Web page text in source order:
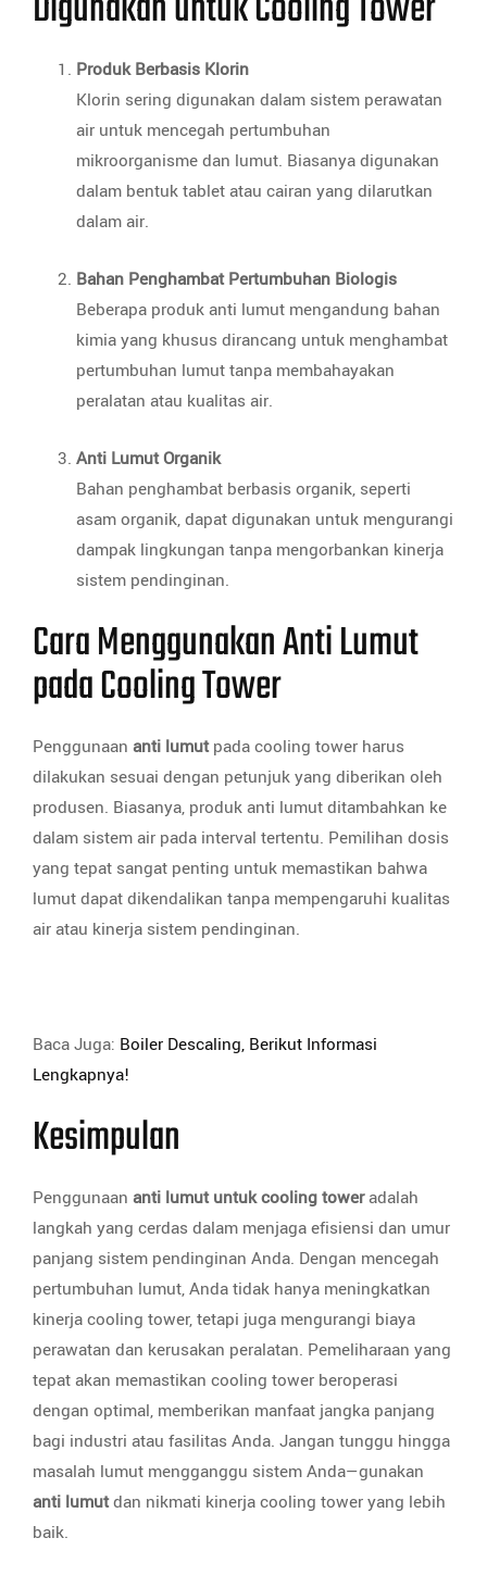
Produk Berbasis Klorin
Klorin sering digunakan dalam sistem perawatan
air untuk mencegah pertumbuhan
mikroorganisme dan lumut. Biasanya digunakan
dalam bentuk tablet atau cairan yang dilarutkan
dalam air.
Bahan Penghambat Pertumbuhan Biologis
Beberapa produk anti lumut mengandung bahan
kimia yang khusus dirancang untuk menghambat
pertumbuhan lumut tanpa membahayakan
peralatan atau kualitas air.
Anti Lumut Organik
Bahan penghambat berbasis organik, seperti
asam organik, dapat digunakan untuk mengurangi
dampak lingkungan tanpa mengorbankan kinerja
sistem pendinginan.
Cara Menggunakan Anti Lumut
pada Cooling Tower
Penggunaan anti lumutpada cooling tower harus
dilakukan sesuai dengan petunjuk yang diberikan oleh
produsen. Biasanya, produk anti lumut ditambahkan ke
dalam sistem air pada interval tertentu. Pemilihan dosis
yang tepat sangat penting untuk memastikan bahwa
lumut dapat dikendalikan tanpa mempengaruhi kualitas
air atau kinerja sistem pendinginan.
Baca Juga: Boiler Descaling, Berikut Informasi
Lengkapnya!
Kesimpulan
Penggunaan anti lumut untuk cooling toweradalah
langkah yang cerdas dalam menjaga efisiensi dan umur
panjang sistem pendinginan Anda. Dengan mencegah
pertumbuhan lumut, Anda tidak hanya meningkatkan
kinerja cooling tower, tetapi juga mengurangi biaya
perawatan dan kerusakan peralatan. Pemeliharaan yang
tepat akan memastikan cooling tower beroperasi
dengan optimal, memberikan manfaat jangka panjang
bagi industri atau fasilitas Anda. Jangan tunggu hingga
masalah lumut mengganggu sistem Anda—gunakan
anti lumutdan nikmati kinerja cooling tower yang lebih
baik.